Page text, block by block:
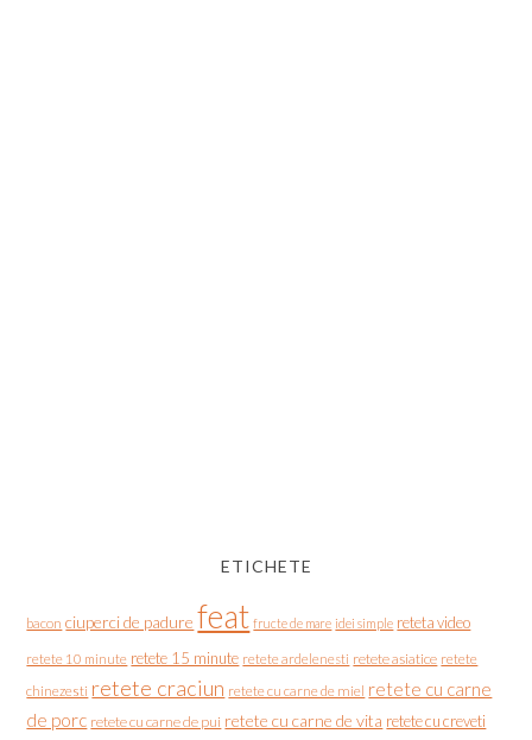
ETICHETE
bacon ciuperci de padure feat fructe de mare idei simple reteta video
retete 10 minute retete 15 minute retete ardelenesti retete asiatice retete
chinezesti retete craciun retete cu carne de miel retete cu carne
de porc retete cu carne de pui retete cu carne de vita retete cu creveti